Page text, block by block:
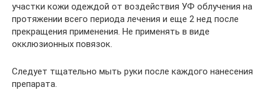
участки кожи одеждой от воздействия УФ облучения на
протяжении всего периода лечения и еще 2 нед после
прекращения применения. Не применять в виде
окклюзионных повязок.
Следует тщательно мыть руки после каждого нанесения
препарата.